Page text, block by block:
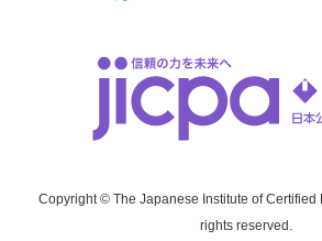
Copyright © The Japanese Institute of Certified
rights reserved.